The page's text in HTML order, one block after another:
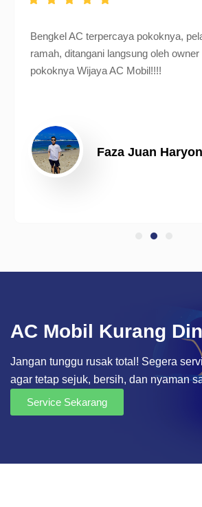
Bengkel AC terpercaya pokoknya,
ramah, ditangani langsung oleh
pokoknya Wijaya AC Mobil!!!!
Faza Juan
AC Mobil Kurang
Jangan tunggu rusak total! Segera
agar tetap sejuk, bersih, dan nyaman
Service Sekarang